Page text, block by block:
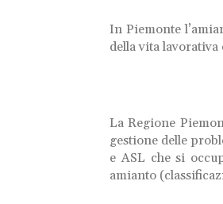
In Piemonte
della vita lavorativa
La Regione
gestione delle
e ASL che si
amianto